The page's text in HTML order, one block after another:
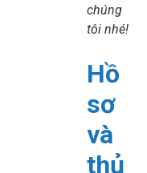
chúng
tôi nhé!
Hồ
sơ
và
thủ